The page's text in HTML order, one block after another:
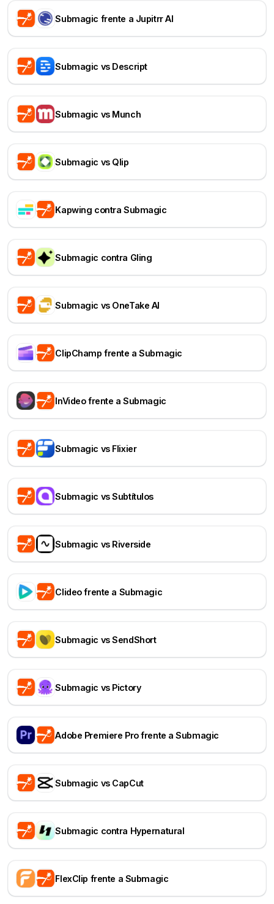
Submagic frente a Jupitrr AI
Submagic vs Descript
Submagic vs Munch
Submagic vs Qlip
Kapwing contra Submagic
Submagic contra Gling
Submagic vs OneTake AI
ClipChamp frente a Submagic
InVideo frente a Submagic
Submagic vs Flixier
Submagic vs Subtítulos
Submagic vs Riverside
Clideo frente a Submagic
Submagic vs SendShort
Submagic vs Pictory
Adobe Premiere Pro frente a Submagic
Submagic vs CapCut
Submagic contra Hypernatural
FlexClip frente a Submagic